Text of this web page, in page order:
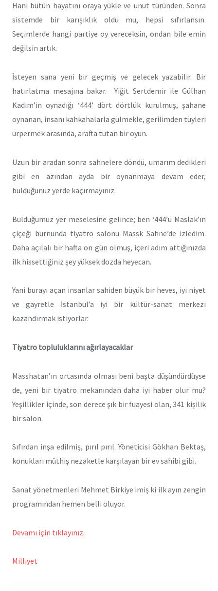
Hani bütün hayatını oraya yükle ve unut türünden. Sonra
sistemde bir karışıklık oldu mu, hepsi sıfırlansın.
Seçimlerde hangi partiye oy vereceksin, ondan bile emin
değilsin artık.
İsteyen sana yeni bir geçmiş ve gelecek yazabilir. Bir
hatırlatma mesajına bakar. Yiğit Sertdemir ile Gülhan
Kadim’in oynadığı ‘444’ dört dörtlük kurulmuş, şahane
oynanan, insanı kahkahalarla gülmekle, gerilimden tüyleri
ürpermek arasında, arafta tutan bir oyun.
Uzun bir aradan sonra sahnelere döndü, umarım dedikleri
gibi en azından ayda bir oynanmaya devam eder,
bulduğunuz yerde kaçırmayınız.
Bulduğumuz yer meselesine gelince; ben ‘444’ü Maslak’ın
çiçeği burnunda tiyatro salonu Massk Sahne’de izledim.
Daha açılalı bir hafta on gün olmuş, içeri adım attığınızda
ilk hissettiğiniz şey yüksek dozda heyecan.
Yani burayı açan insanlar sahiden büyük bir heves, iyi niyet
ve gayretle İstanbul’a iyi bir kültür-sanat merkezi
kazandırmak istiyorlar.
Tiyatro topluluklarını ağırlayacaklar
Masshatan’ın ortasında olması beni başta düşündürdüyse
de, yeni bir tiyatro mekanından daha iyi haber olur mu?
Yeşillikler içinde, son derece şık bir fuayesi olan, 341 kişilik
bir salon.
Sıfırdan inşa edilmiş, pırıl pırıl. Yöneticisi Gökhan Bektaş,
konukları müthiş nezaketle karşılayan bir ev sahibi gibi.
Sanat yönetmenleri Mehmet Birkiye imiş ki ilk ayın zengin
programından hemen belli oluyor.
Devamı için tıklayınız.
Milliyet